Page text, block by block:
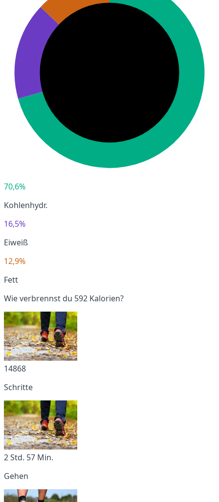
70,6%
Kohlenhydr.
16,5%
Eiweiß
12,9%
Fett
Wie verbrennst du 592 Kalorien?
14868
Schritte
2 Std. 57 Min.
Gehen